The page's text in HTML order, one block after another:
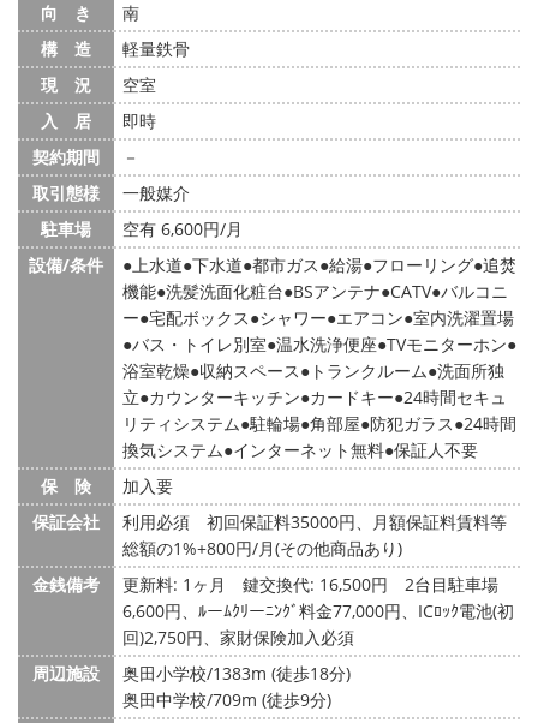
向 き
南
構 造
軽量鉄骨
現 況
空室
入 居
即時
契約期間
－
取引態様
一般媒介
駐車場
空有 6,600円/月
設備/条件
上水道 下水道 都市ガス 給湯 フローリング 追焚
機能 洗髪洗面化粧台 BSアンテナ CATV バルコニ
ー 宅配ボックス シャワー エアコン 室内洗濯置場
バス・トイレ別室 温水洗浄便座 TVモニターホン
浴室乾燥 収納スペース トランクルーム 洗面所独
立 カウンターキッチン カードキー 24時間セキュ
リティシステム 駐輪場 角部屋 防犯ガラス 24時間
換気システム インターネット無料 保証人不要
保 険
加入要
保証会社
利用必須 初回保証料35000円、月額保証料賃料等
総額の1%+800円/月(その他商品あり)
金銭備考
更新料: 1ヶ月 鍵交換代: 16,500円
2台目駐車場
6,600円、ﾙーﾑｸﾘーﾆﾝｸﾞ料金77,000円、ICﾛｯｸ電池(初
回)2,750円、家財保険加入必須
周辺施設
奥田小学校/1383m (徒歩18分)
奥田中学校/709m (徒歩9分)